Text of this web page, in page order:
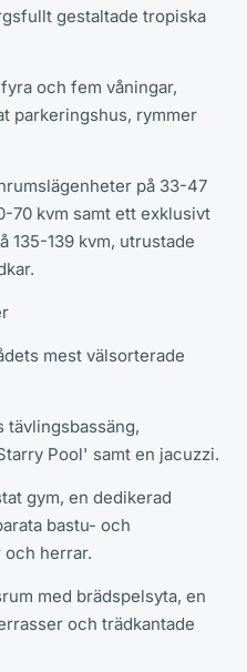
gestaltade tropiska
och fem våningar,
parkeringshus, rymmer
på 33-47
70 kvm samt ett exklusivt
135-139 kvm, utrustade
mest välsorterade
tävlingsbassäng,
Pool' samt en jacuzzi.
gym, en dedikerad
bastu- och
herrar.
med brädspelsyta, en
och trädkantade